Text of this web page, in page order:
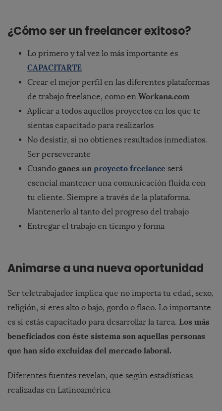
¿Cómo ser un freelancer exitoso?
Lo primero y tal vez lo más importante es
CAPACITARTE
Crear el mejor perfil en las diferentes plataformas
de trabajo freelance, como en Workana.com
Aplicar a todos aquellos proyectos en los que te
sientas capacitado para realizarlos
No desistir, si no obtienes resultados inmediatos.
Ser perseverante
Cuando ganes un proyecto freelance será
esencial mantener una comunicación fluida con
tu cliente. Siempre a través de la plataforma.
Mantenerlo al tanto del progreso del trabajo
Entregar el trabajo en tiempo y forma
Animarse a una nueva oportunidad
Ser teletrabajador implica que no importa tu edad, sexo,
religión, si eres alto o bajo, gordo o flaco. Lo importante
es si estás capacitado para desarrollar la tarea. Los más
beneficiados con éste sistema son aquellas personas
que han sido excluidas del mercado laboral.
Diferentes fuentes revelan, que según estadísticas
realizadas en Latinoamérica